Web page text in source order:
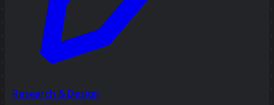
Research & Design